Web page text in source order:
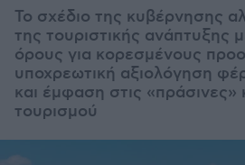
Το σχέδιο της κυβέρνησης
της τουριστικής ανάπτυξης
όρους για κορεσμένους
υποχρεωτική αξιολόγηση
και έμφαση στις «πράσινες»
τουρισμού